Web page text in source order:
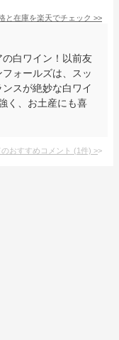
と在庫を楽天でチェック >>
白ワイン！以前友
ォールズは、スッ
スが絶妙な白ワイ
く、お土産にも喜
おすすめコメント (1件) >